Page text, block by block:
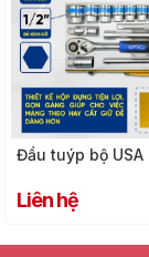
Đầu tuýp bộ
Liên hệ